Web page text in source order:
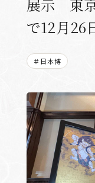
展示 東
で12月26
＃日本博